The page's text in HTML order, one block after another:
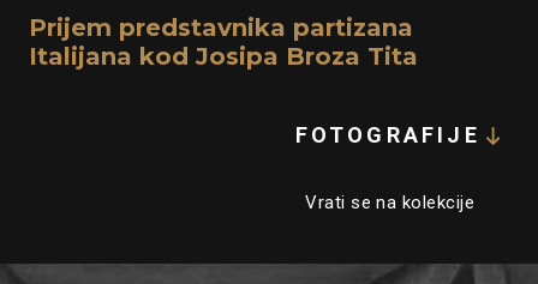
Prijem predstavnika partizana
Italijana kod Josipa Broza Tita
FOTOGRAFIJE
Vrati se na kolekcije